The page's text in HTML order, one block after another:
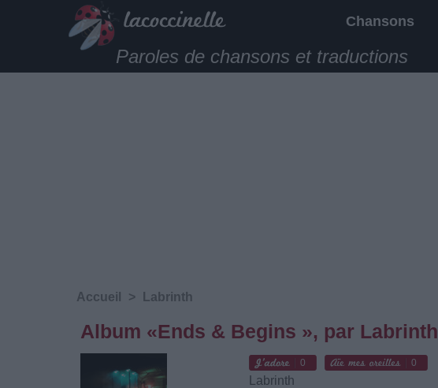
Chansons
Paroles de chansons et traductions
Accueil > Labrinth
Album «Ends & Begins », par Labrinth
0 0
Labrinth